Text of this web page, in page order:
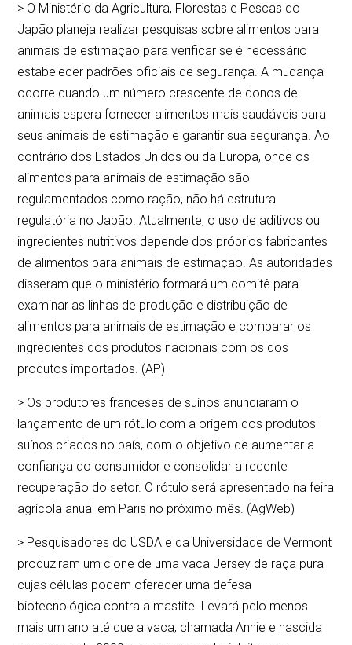
> O Ministério da Agricultura, Florestas e Pescas do
Japão planeja realizar pesquisas sobre alimentos para
animais de estimação para verificar se é necessário
estabelecer padrões oficiais de segurança. A mudança
ocorre quando um número crescente de donos de
animais espera fornecer alimentos mais saudáveis para
seus animais de estimação e garantir sua segurança. Ao
contrário dos Estados Unidos ou da Europa, onde os
alimentos para animais de estimação são
regulamentados como ração, não há estrutura
regulatória no Japão. Atualmente, o uso de aditivos ou
ingredientes nutritivos depende dos próprios fabricantes
de alimentos para animais de estimação. As autoridades
disseram que o ministério formará um comitê para
examinar as linhas de produção e distribuição de
alimentos para animais de estimação e comparar os
ingredientes dos produtos nacionais com os dos
produtos importados. (AP)
> Os produtores franceses de suínos anunciaram o
lançamento de um rótulo com a origem dos produtos
suínos criados no país, com o objetivo de aumentar a
confiança do consumidor e consolidar a recente
recuperação do setor. O rótulo será apresentado na feira
agrícola anual em Paris no próximo mês. (AgWeb)
> Pesquisadores do USDA e da Universidade de Vermont
produziram um clone de uma vaca Jersey de raça pura
cujas células podem oferecer uma defesa
biotecnológica contra a mastite. Levará pelo menos
mais um ano até que a vaca, chamada Annie e nascida